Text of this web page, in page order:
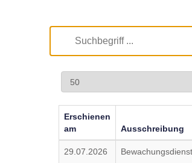
Erschienen
am
Ausschreibung
29.07.2026